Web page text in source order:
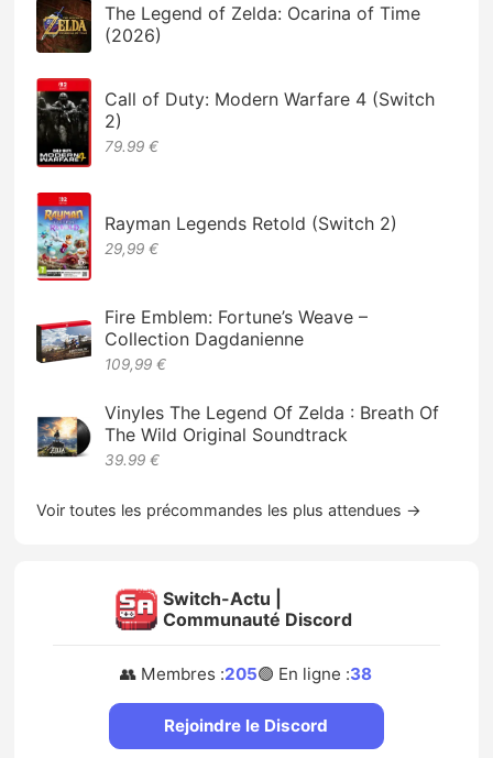
The Legend of Zelda: Ocarina of Time
(2026)
Call of Duty: Modern Warfare 4 (Switch
2)
79.99 €
Rayman Legends Retold (Switch 2)
29,99 €
Fire Emblem: Fortune’s Weave –
Collection Dagdanienne
109,99 €
Vinyles The Legend Of Zelda : Breath Of
The Wild Original Soundtrack
39.99 €
Voir toutes les précommandes les plus attendues →
Switch-Actu |
Communauté Discord
👥 Membres :205🟢 En ligne :38
Rejoindre le Discord